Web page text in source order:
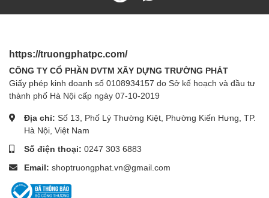
Cáp quang chế độ đơn
Power Supply
Cung cấp điện bên ngoài
Max Power
Consumption
2.49W
Safety & Emission
FCC, CE, RoHS
Môi trường
℉~104℉)
Độ ẩm hoạt động: 10%~90% không
ngưng tụ
https://truongphatpc.com/
CÔNG TY CỔ PHẦN DVTM XÂY DỰNG TRƯỜNG PHÁT
Giấy phép kinh doanh số 0108934157 do Sở kế hoạch và đầu tư
thành phố Hà Nội cấp ngày 07-10-2019
Địa chỉ: Số 13, Phố Lý Thường Kiệt, Phường Kiến Hưng, TP.
Hà Nội, Việt Nam
Số điện thoại: 0247 303 6883
Email: shoptruongphat.vn@gmail.com